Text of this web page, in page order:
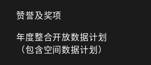
赞誉及奖项
年度整合开放数据计划
（包含空间数据计划）